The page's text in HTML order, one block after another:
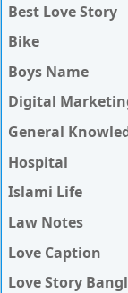
Best Love Story
Bike
Boys Name
Digital
General
Hospital
Islami Life
Law Notes
Love Caption
Love Story